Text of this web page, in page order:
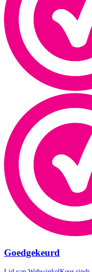
Goedgekeurd